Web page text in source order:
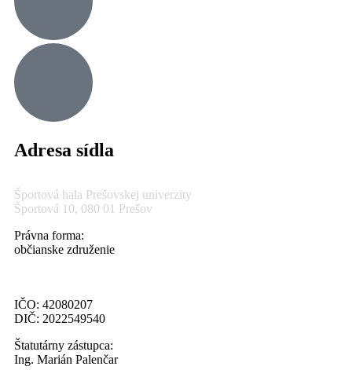
Adresa sídla
Športová hala Prešovskej univerzity
Športová 10, 080 01 Prešov
Právna forma:
občianske združenie
IČO: 42080207
DIČ: 2022549540
Štatutárny zástupca:
Ing. Marián Palenčar